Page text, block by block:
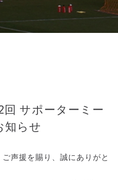
回 サポーターミー
知らせ
声援を賜り、誠にありがと